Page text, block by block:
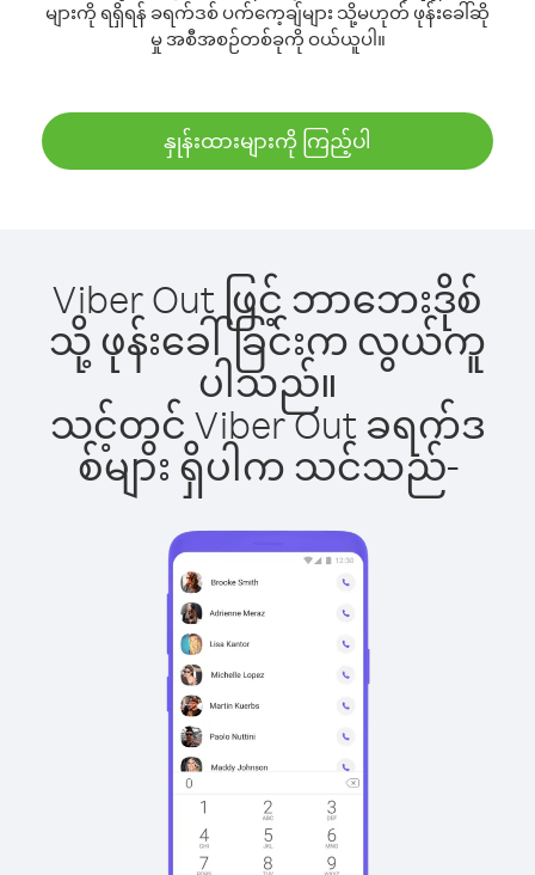
များကို ရရှိရန် ခရက်ဒစ် ပက်ကေ့ချ်များ သို့မဟုတ် ဖုန်းခေါ်ဆို
မှု အစီအစဉ်တစ်ခုကို ဝယ်ယူပါ။
နှုန်းထားများကို ကြည့်ပါ
Viber Out ဖြင့် ဘာဘေးဒိုစ်
သို့ ဖုန်းခေါ်ခြင်းက လွယ်ကူ
ပါသည်။
သင့်တွင် Viber Out ခရက်ဒ
စ်များ ရှိပါက သင်သည်-